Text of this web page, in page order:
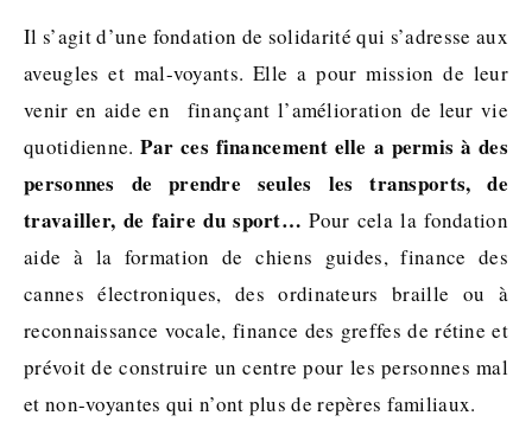
Il s’agit d’une fondation de solidarité qui s’adresse aux
aveugles et mal-voyants. Elle a pour mission de leur
venir en aide en finançant l’amélioration de leur vie
quotidienne.Par ces financement elle a permis à des
personnes de prendre seules les transports, de
travailler, de faire du sport… Pour cela la fondation
aide à la formation de chiens guides, finance des
cannes électroniques, des ordinateurs braille ou à
reconnaissance vocale, finance des greffes de rétine et
prévoit de construire un centre pour les personnes mal
et non-voyantes qui n’ont plus de repères familiaux.